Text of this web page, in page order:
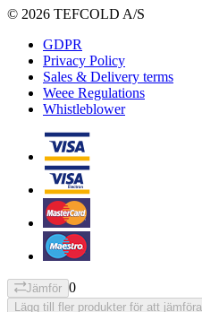
© 2026 TEFCOLD A/S
GDPR
Privacy Policy
Sales & Delivery terms
Weee Regulations
Whistleblower
Jämför 0
Lägg till fler produkter för att jämföra